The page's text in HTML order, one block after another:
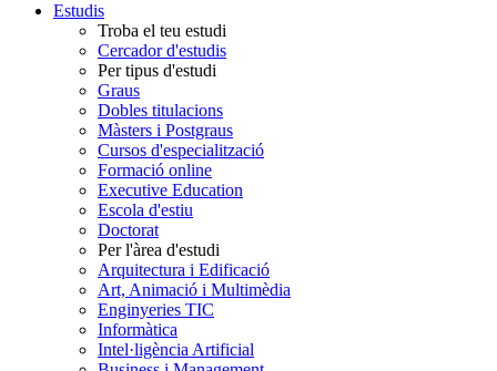
Estudis
Troba el teu estudi
Cercador d'estudis
Per tipus d'estudi
Graus
Dobles titulacions
Màsters i Postgraus
Cursos d'especialització
Formació online
Executive Education
Escola d'estiu
Doctorat
Per l'àrea d'estudi
Arquitectura i Edificació
Art, Animació i Multimèdia
Enginyeries TIC
Informàtica
Intel·ligència Artificial